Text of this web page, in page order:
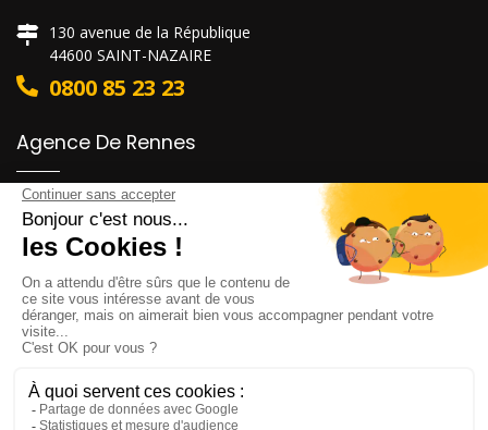
130 avenue de la République
44600 SAINT-NAZAIRE
0800 85 23 23
Agence De Rennes
6 rue Alain Colas
35530 NOYAL-SUR-VILAINE
0800 85 23 23
Agence De Nantes
1 rue de la Maison neuve
44800 SAINT-HERBLAIN